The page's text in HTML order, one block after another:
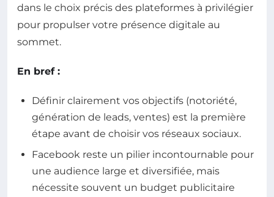
dans le choix précis des plateformes à privilégier
pour propulser votre présence digitale au
sommet.
En bref :
Définir clairement vos objectifs (notoriété,
génération de leads, ventes) est la première
étape avant de choisir vos réseaux sociaux.
Facebook reste un pilier incontournable pour
une audience large et diversifiée, mais
nécessite souvent un budget publicitaire